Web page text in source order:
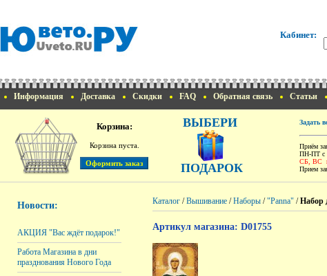
Кабинет:
Информация Доставка Скидки FAQ Обратная связь Статьи
Корзина:
Корзина пуста.
ВЫБЕРИ
ПОДАРОК
Задать
Приём
ПН-ПТ с
СБ, ВС
Прием
Новости:
АКЦИЯ "Вас ждёт подарок!"
Работа Магазина в дни
празднования Нового Года
Каталог /Вышивание /Наборы /"Panna" /Набор
Артикул магазина: D01755